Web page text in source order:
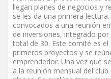
llegan planes de negocios y
se les da una primera
convocados a una reunión
de inversiones, integrado
total de 30. Este comité es
primeros proyectos y se
emprendedor. Una vez que
a la reunión mensual del